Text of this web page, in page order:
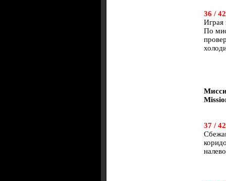
36 / 42
Играя
По
37 / 42